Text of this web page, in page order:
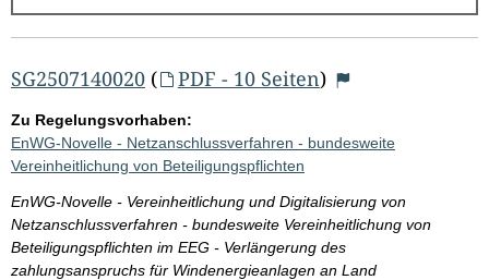
g
e
b
n
i
s
s
e
p
SG2507140020 ( PDF - 10 Seiten)
Zu Regelungsvorhaben:
EnWG-Novelle - Netzanschlussverfahren - bundesweite
Vereinheitlichung von Beteiligungspflichten
EnWG-Novelle - Vereinheitlichung und Digitalisierung von
Netzanschlussverfahren - bundesweite Vereinheitlichung von
Beteiligungspflichten im EEG - Verlängerung des
zahlungsanspruchs für Windenergieanlagen an Land